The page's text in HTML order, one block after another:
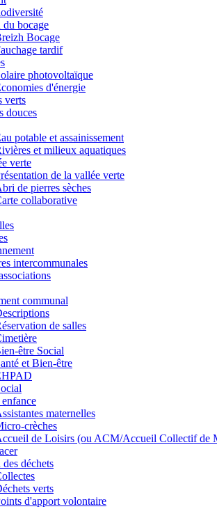
du bocage
Bocage
tardif
photovoltaïque
d'énergie
verts
douces
potable et assainissement
et milieux aquatiques
verte
de la vallée verte
de pierres sèches
collaborative
intercommunales
communal
de salles
être Social
et Bien-être
maternelles
crèches
de Loisirs (ou ACM/Accueil Collectif de
déchets
verts
d'apport volontaire